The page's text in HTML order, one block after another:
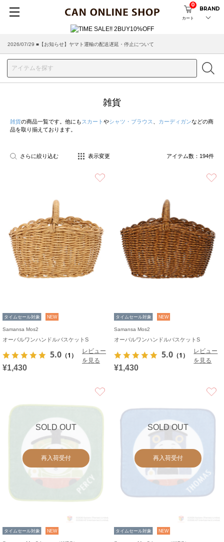
カート
0
BRAND
2026/07/29 ■【お知らせ】ヤマト運輸の配送遅延・停止について
2026/03/18 ■店舗受け取りサービスのご案内
雑貨
雑貨の商品一覧です。他にも スカート やシャツ・ブラウス カーディガンなどの商
品を取り揃えております。
さらに絞り込む 表示変更 アイテム数： 194件
タイムセール対象 NEW
Samansa Mos2
オーバルワンハンドルバスケットS
5.0 （1）
レビュー
を見る
¥1,430
タイムセール対象 NEW
Samansa Mos2
オーバルワンハンドルバスケットS
5.0 （1）
レビュー
を見る
¥1,430
SOLD OUT
再入荷受付
タイムセール対象 NEW
SOLD OUT
再入荷受付
タイムセール対象 NEW